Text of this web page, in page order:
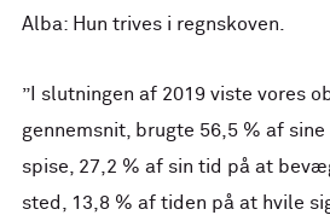
Alba: Hun trives i regnskoven.
”I slutningen af 2019 viste vores
gennemsnit, brugte 56,5 % af
spise, 27,2 % af sin tid på at
sted, 13,8 % af tiden på at hvile